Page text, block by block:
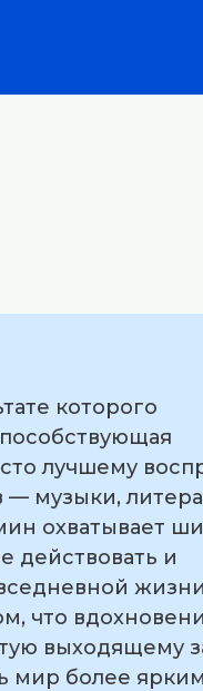
которого
лучшему
— музыки,
охватывает
действовать и
что
выходящему
мир более